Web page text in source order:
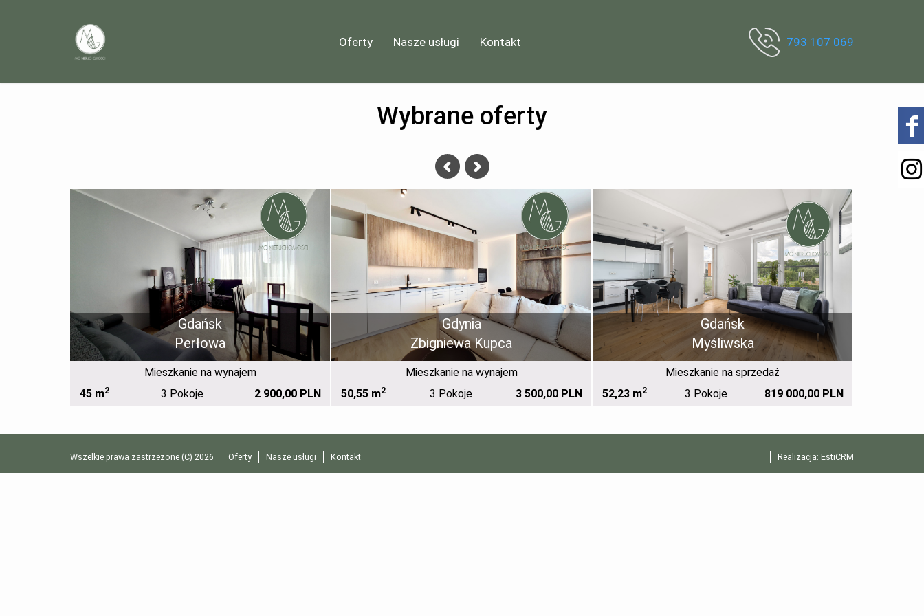
Oferty Nasze usługi Kontakt 793 107 069
Wybrane oferty
Gdańsk
Perłowa
Mieszkanie na wynajem
45 m2 3 Pokoje 2 900,00 PLN
Gdynia
Zbigniewa Kupca
Mieszkanie na wynajem
50,55 m2 3 Pokoje 3 500,00 PLN
Gdańsk
Myśliwska
Mieszkanie na sprzedaż
52,23 m2 3 Pokoje 819 000,00 PLN
Wszelkie prawa zastrzeżone (C) 2026 Oferty Nasze usługi Kontakt Realizacja: EstiCRM